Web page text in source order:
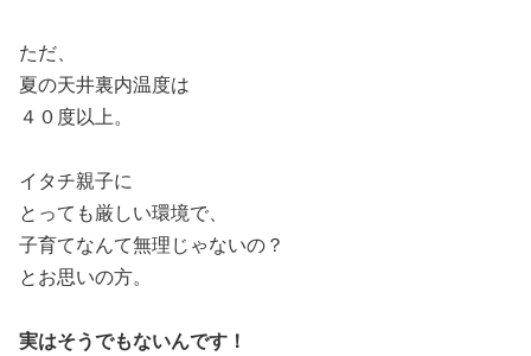
ただ、
夏の天井裏内温度は
４０度以上。
イタチ親子に
とっても厳しい環境で、
子育てなんて無理じゃないの？
とお思いの方。
実はそうでもないんです！